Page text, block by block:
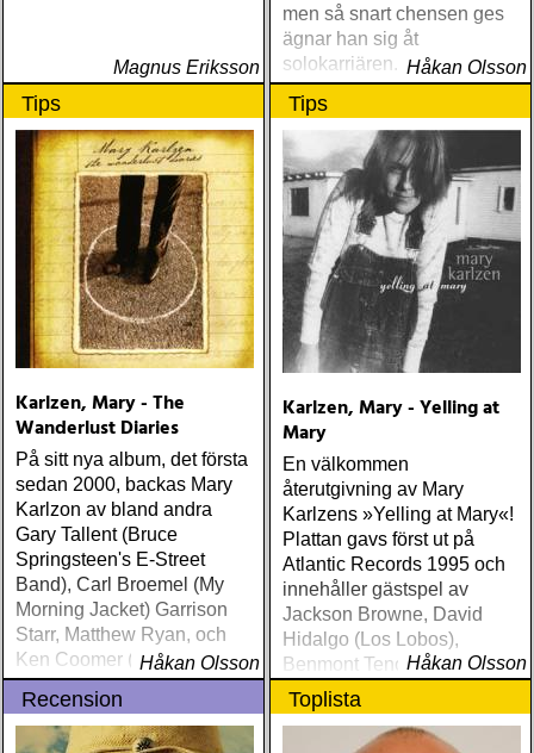
Magnus Eriksson
men så snart chensen ges
ägnar han sig åt
solokarriären. Nyligen
turnerade han i Sverigen
och Norge tillsammans med
Göteborgs-bandet Little
Green.
Håkan Olsson
Tips
Karlzen, Mary - The
Wanderlust Diaries
På sitt nya album, det första
sedan 2000, backas Mary
Karlzon av bland andra
Gary Tallent (Bruce
Springsteen's E-Street
Band), Carl Broemel (My
Morning Jacket) Garrison
Starr, Matthew Ryan, och
Ken Coomer (Wilco &
Uncle Tupelo)
Håkan Olsson
Tips
Karlzen, Mary - Yelling at
Mary
En välkommen
återutgivning av Mary
Karlzens »Yelling at Mary«!
Plattan gavs först ut på
Atlantic Records 1995 och
innehåller gästspel av
Jackson Browne, David
Hidalgo (Los Lobos),
Benmont Tench (Tom
Petty), Kenny Aronoff (John
Mellencamp och Indigo
Girls), Kay Hanley (Letters
Håkan Olsson
Recension Toplista